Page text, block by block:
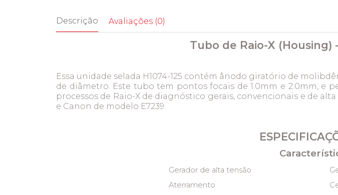
Descrição Avaliações (0)
Tubo de Raio-X (Housing)
Essa unidade selada H1074-125 contém ânodo giratório de
de diâmetro. Este tubo tem pontos focais de 1.0mm e 2.0mm, e
processos de Raio-X de diagnóstico gerais, convencionais e de
e Canon de modelo E7239.
Gerador de alta tensão
Aterramento